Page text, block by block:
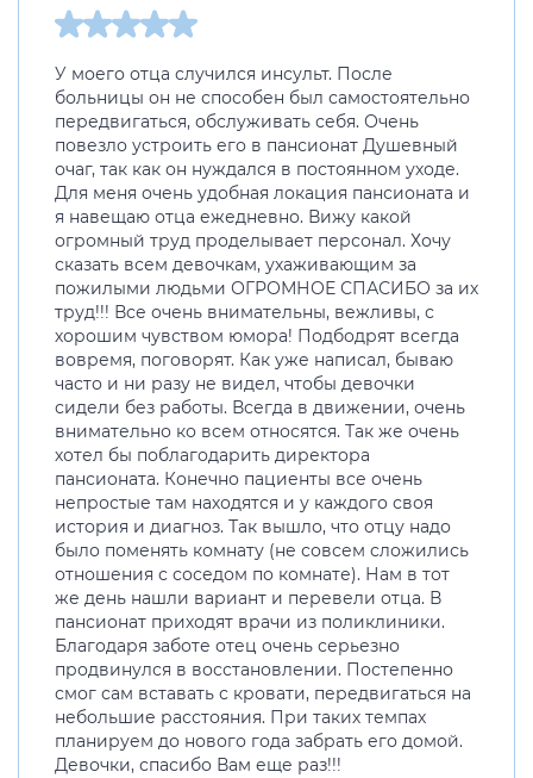
У моего отца случился инсульт. После
больницы он не способен был самостоятельно
передвигаться, обслуживать себя. Очень
повезло устроить его в пансионат Душевный
очаг, так как он нуждался в постоянном уходе.
Для меня очень удобная локация пансионата и
я навещаю отца ежедневно. Вижу какой
огромный труд проделывает персонал. Хочу
сказать всем девочкам, ухаживающим за
пожилыми людьми ОГРОМНОЕ СПАСИБО за их
труд!!! Все очень внимательны, вежливы, с
хорошим чувством юмора! Подбодрят всегда
вовремя, поговорят. Как уже написал, бываю
часто и ни разу не видел, чтобы девочки
сидели без работы. Всегда в движении, очень
внимательно ко всем относятся. Так же очень
хотел бы поблагодарить директора
пансионата. Конечно пациенты все очень
непростые там находятся и у каждого своя
история и диагноз. Так вышло, что отцу надо
было поменять комнату (не совсем сложились
отношения с соседом по комнате). Нам в тот
же день нашли вариант и перевели отца. В
пансионат приходят врачи из поликлиники.
Благодаря заботе отец очень серьезно
продвинулся в восстановлении. Постепенно
смог сам вставать с кровати, передвигаться на
небольшие расстояния. При таких темпах
планируем до нового года забрать его домой.
Девочки, спасибо Вам еще раз!!!